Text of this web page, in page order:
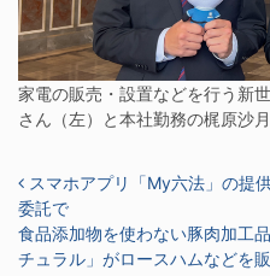
家電の販売・設置などを行う新
さん（左）と本社勤務の梶原沙
投稿ナビゲーション
スマホアプリ「My六法」の
委託で
食品添加物を使わない豚肉加工
チュラル」がロースハムなどを